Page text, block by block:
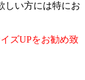
しい方には特にお
ズUPをお勧め致